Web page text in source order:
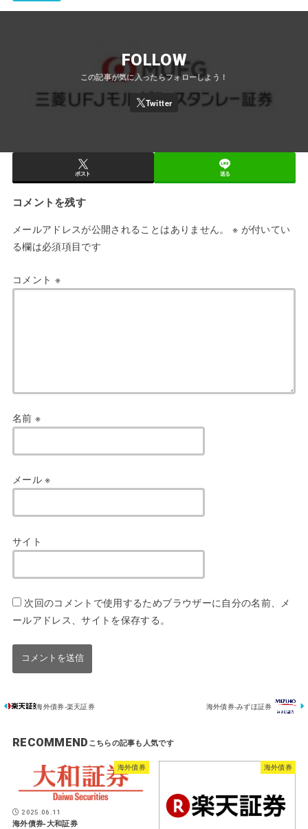
FOLLOW
ポスト 送る
コメントを残す
メールアドレスが公開されることはありません。 ※ が付いてい
る欄は必須項目です
コメント ※
名前 ※
メール※
サイト
次回のコメントで使用するためブラウザーに自分の名前、メ
ールアドレス、サイトを保存する。
海外債券-楽天証券 海外債券-みずほ証券
RECOMMEND
海外債券
2025.06.11
海外債券-大和証券
海外債券